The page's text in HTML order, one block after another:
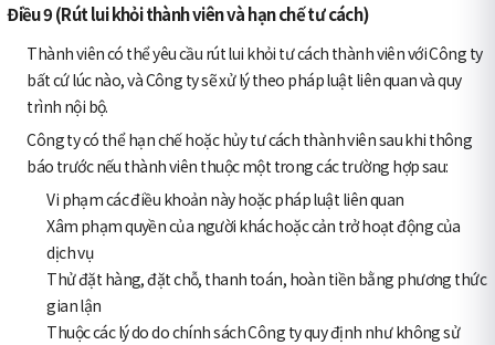
Điều 9 (Rút lui khỏi thành viên và hạn chế tư cách)
Thành viên có thể yêu cầu rút lui khỏi tư cách thành viên với Công ty
bất cứ lúc nào, và Công ty sẽ xử lý theo pháp luật liên quan và quy
trình nội bộ.
Công ty có thể hạn chế hoặc hủy tư cách thành viên sau khi thông
báo trước nếu thành viên thuộc một trong các trường hợp sau:
Vi phạm các điều khoản này hoặc pháp luật liên quan
Xâm phạm quyền của người khác hoặc cản trở hoạt động của
dịch vụ
Thử đặt hàng, đặt chỗ, thanh toán, hoàn tiền bằng phương thức
gian lận
Thuộc các lý do do chính sách Công ty quy định như không sử